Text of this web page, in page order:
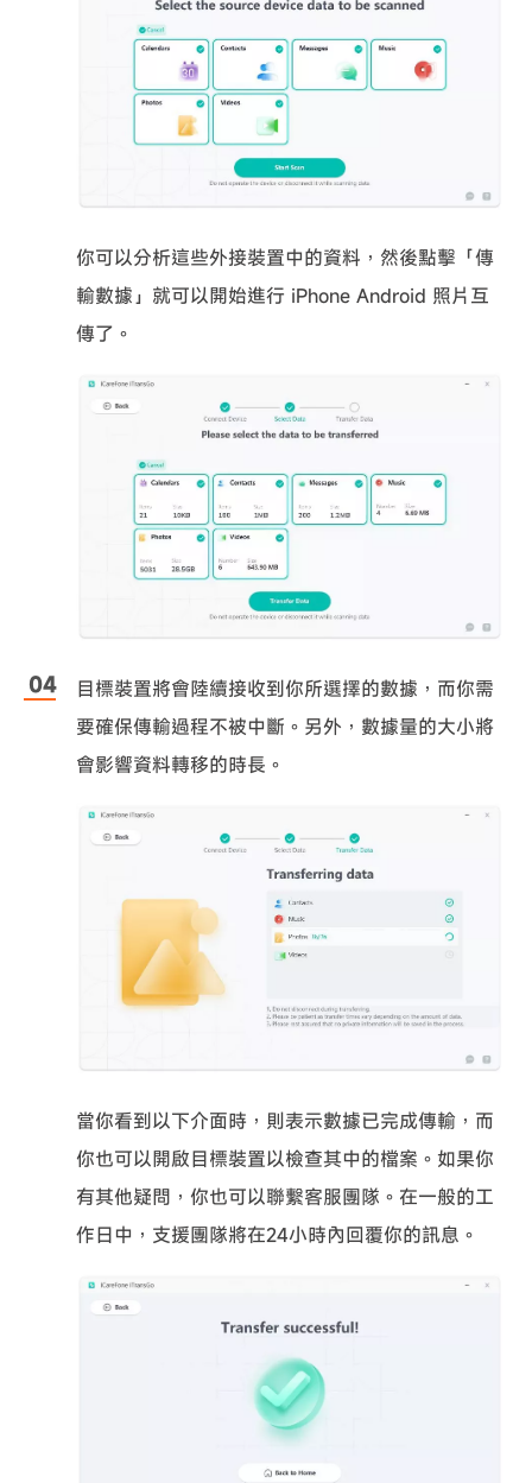
你可以分析這些外接裝置中的資料，然後點擊「傳
輸數據」就可以開始進行 iPhone Android 照片互
傳了。
目標裝置將會陸續接收到你所選擇的數據，而你需
要確保傳輸過程不被中斷。另外，數據量的大小將
會影響資料轉移的時長。
當你看到以下介面時，則表示數據已完成傳輸，而
你也可以開啟目標裝置以檢查其中的檔案。如果你
有其他疑問，你也可以聯繫客服團隊。在一般的工
作日中，支援團隊將在24小時內回覆你的訊息。